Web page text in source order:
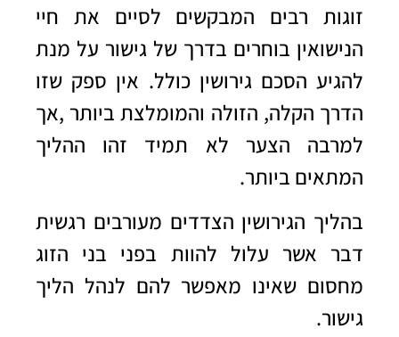
זוגות רבים המבקשים לסיים את חיי
הנישואין בוחרים בדרך של גישור על מנת
להגיע הסכם גירושין כולל. אין ספק שזו
הדרך הקלה, הזולה והמומלצת ביותר,אך
למרבה הצער לא תמיד זהו ההליך
המתאים ביותר.
בהליך הגירושין הצדדים מעורבים רגשית
דבר אשר עלול להוות בפני בני הזוג
מחסום שאינו מאפשר להם לנהל הליך
גישור.